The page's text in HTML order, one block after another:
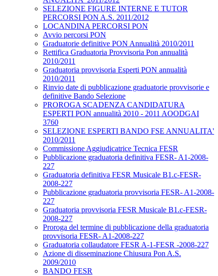
SELEZIONE FIGURE INTERNE E TUTOR
PERCORSI PON A.S. 2011/2012
LOCANDINA PERCORSI PON
Avvio percorsi PON
Graduatorie definitive PON Annualità 2010/2011
Rettifica Graduatoria Provvisoria Pon annualità
2010/2011
Graduatoria provvisoria Esperti PON annualità
2010/2011
Rinvio date di pubblicazione graduatorie provvisorie e
definitive Bando Selezione
PROROGA SCADENZA CANDIDATURA
ESPERTI PON annualità 2010 - 2011 AOODGAI
3760
SELEZIONE ESPERTI BANDO FSE ANNUALITA'
2010/2011
Commissione Aggiudicatrice Tecnica FESR
Pubblicazione graduatoria definitiva FESR- A1-2008-
227
Graduatoria definitiva FESR Musicale B1.c-FESR-
2008-227
Pubblicazione graduatoria provvisoria FESR- A1-2008-
227
Graduatoria provvisoria FESR Musicale B1.c-FESR-
2008-227
Proroga del termine di pubblicazione della graduatoria
provvisoria FESR- A1-2008-227
Graduatoria collaudatore FESR A-1-FESR -2008-227
Azione di disseminazione Chiusura Pon A.S.
2009/2010
BANDO FESR